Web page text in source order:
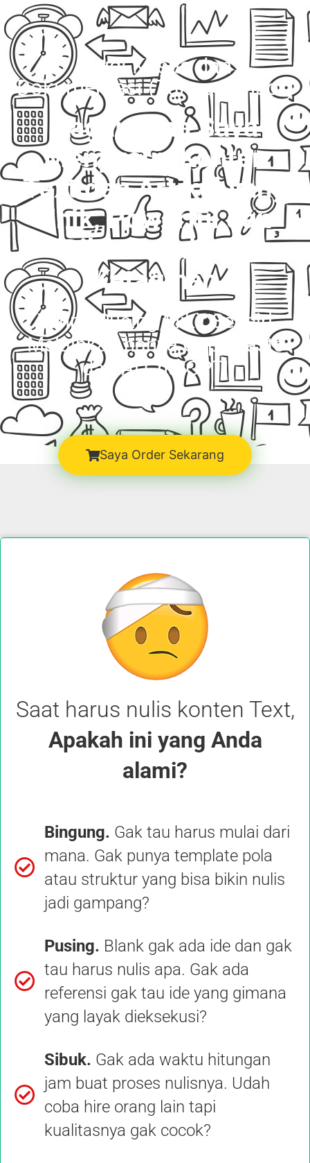
Studi Kasus dan
Dokumentasi (Tanpa Sensor)
Bagaimana Saya
Menyusun Konten
Text dan Artikel yang
Unik, Powerful dan
Bikin Pembaca
Ketagihan
Tanpa Pusing Mikir Sendiri
Melainkan hanya Copy Paste
dari Ai ChatGPT!
Saya Order Sekarang
Saat harus nulis konten Text,
Apakah ini yang Anda
alami?
Bingung. Gak tau harus mulai dari
mana. Gak punya template pola
atau struktur yang bisa bikin nulis
jadi gampang?
Pusing. Blank gak ada ide dan gak
tau harus nulis apa. Gak ada
referensi gak tau ide yang gimana
yang layak dieksekusi?
Sibuk. Gak ada waktu hitungan
jam buat proses nulisnya. Udah
coba hire orang lain tapi
kualitasnya gak cocok?